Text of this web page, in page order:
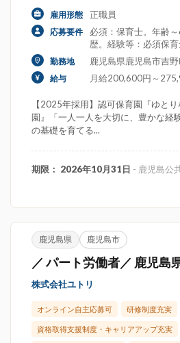
雇用形態 正職員
応募要件
必須：保育士。年齢
歴。経験等：必須保育
勤務地 鹿児島県鹿児島市吉
給与 月給200,600円～
【2025年採用】認可保育園『ゆと
園』「一人一人を大切に、豊かな経
の基礎を育てる...
期限： 2026年10月31日 - 鹿児島公
鹿児島県 鹿児島市
／ パート労働者／ 鹿児島
株式会社ユトリ
オンライン自主応募可 研修制度充実
資格取得支援制度・キャリアアップ充実